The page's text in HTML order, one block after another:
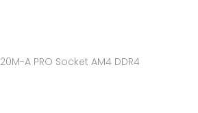
A PRO Socket AM4 DDR4